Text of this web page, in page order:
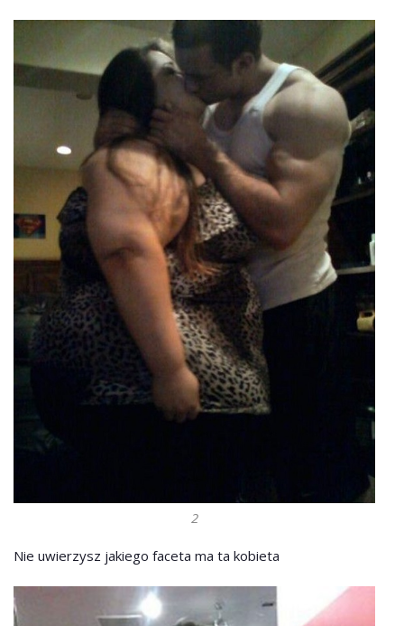
2
Nie uwierzysz jakiego faceta ma ta kobieta